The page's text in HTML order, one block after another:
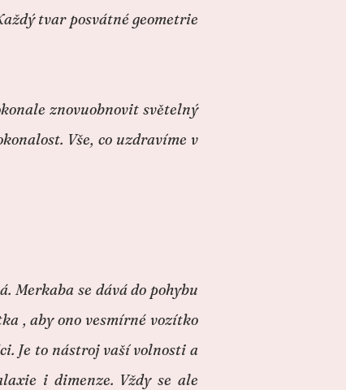
tvar posvátné geometrie
znovuobnovit světelný
Vše, co uzdravíme v
Merkaba se dává do pohybu
, aby ono vesmírné vozítko
Je to nástroj vaší volnosti a
i dimenze. Vždy se ale